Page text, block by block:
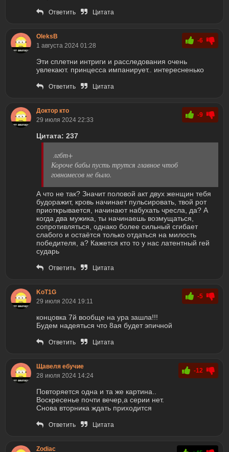
Ответить Цитата
OleksB
1 августа 2024 01:28
-6
Эти сплетни интриги и расследования очень
увлекают. принцесса импанирует.. интересненько
Ответить Цитата
Доктор кто
29 июля 2024 22:33
-9
Цитата: 237
лгбт+
Короче бабы пусть трутся главное чтоб
говномесов не было.
А что не так? Значит половой акт двух женщин тебя
будоражит, кровь начинает пульсировать, твой рот
приоткрывается, начинают набухать чресла, да? А
когда два мужика, ты начинаешь возмущаться,
сопротивляться, однако более сильный сгибает
слабого и остаётся только отдаться на милость
победителя, а? Кажется кто то у нас латентный гей
сударь
Ответить Цитата
KoT1G
29 июля 2024 19:11
-5
концовка 7й вообще на ура зашла!!!
Будем надеяться что 8ая будет эпичной
Ответить Цитата
Щавеля ебучие
28 июля 2024 14:24
-12
Повторяется одна и та же картина..
Воскресенье почти вечер,а серии нет.
Снова вторника ждать приходится
Ответить Цитата
Zodiac